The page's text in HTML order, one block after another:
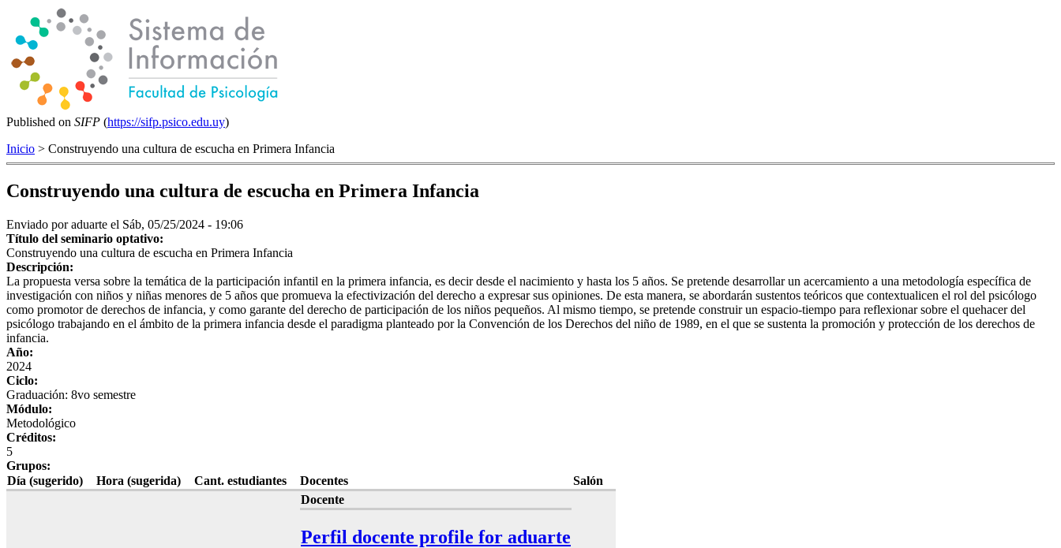
Published on SIFP (https://sifp.psico.edu.uy)
Inicio > Construyendo una cultura de escucha en Primera Infancia
Construyendo una cultura de escucha en Primera Infancia
Enviado poraduarte el Sáb, 05/25/2024 - 19:06
Título del seminario optativo:
Construyendo una cultura de escucha en Primera Infancia
Descripción:
La propuesta versa sobre la temática de la participación infantil en la primera infancia, es decir desde el nacimiento y hasta los 5 años. Se pretende desarrollar un acercamiento a una metodología específica de
investigación con niños y niñas menores de 5 años que promueva la efectivización del derecho a expresar sus opiniones. De esta manera, se abordarán sustentos teóricos que contextualicen el rol del psicólogo
como promotor de derechos de infancia, y como garante del derecho de participación de los niños pequeños. Al mismo tiempo, se pretende construir un espacio-tiempo para reflexionar sobre el quehacer del
psicólogo trabajando en el ámbito de la primera infancia desde el paradigma planteado por la Convención de los Derechos del niño de 1989, en el que se sustenta la promoción y protección de los derechos de
infancia.
Año:
2024
Ciclo:
Graduación: 8vo semestre
Módulo:
Metodológico
Créditos:
5
Grupos:
Día (sugerido)
Hora (sugerida) Cant. estudiantes Docentes Salón
Docente
Perfil docente profile for aduarte